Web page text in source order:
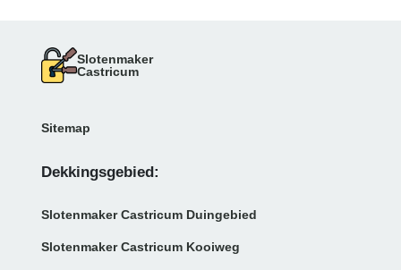
Slotenmaker
Castricum
Sitemap
Dekkingsgebied:
Slotenmaker Castricum Duingebied
Slotenmaker Castricum Kooiweg